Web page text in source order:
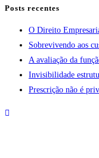
autoimune
Posts recentes
O Direito
Sobrevivendo aos
A avaliação da
Invisibilidade
Prescrição não é